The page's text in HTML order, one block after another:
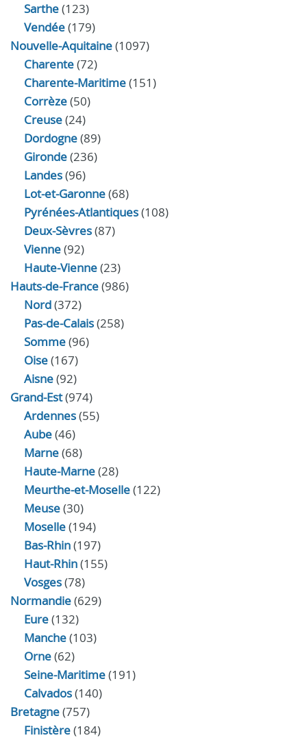
Sarthe(123)
Vendée(179)
Nouvelle-Aquitaine(1097)
Charente(72)
Charente-Maritime(151)
Corrèze(50)
Creuse(24)
Dordogne(89)
Gironde(236)
Landes(96)
Lot-et-Garonne(68)
Pyrénées-Atlantiques(108)
Deux-Sèvres(87)
Vienne(92)
Haute-Vienne(23)
Hauts-de-France(986)
Nord(372)
Pas-de-Calais(258)
Somme(96)
Oise(167)
Aisne(92)
Grand-Est(974)
Ardennes(55)
Aube(46)
Marne(68)
Haute-Marne(28)
Meurthe-et-Moselle(122)
Meuse(30)
Moselle(194)
Bas-Rhin(197)
Haut-Rhin(155)
Vosges(78)
Normandie(629)
Eure(132)
Manche(103)
Orne(62)
Seine-Maritime(191)
Calvados(140)
Bretagne(757)
Finistère(184)